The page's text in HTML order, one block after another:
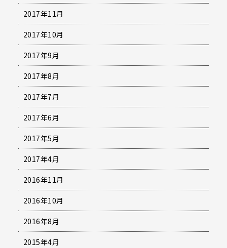
2017年11月
2017年10月
2017年9月
2017年8月
2017年7月
2017年6月
2017年5月
2017年4月
2016年11月
2016年10月
2016年8月
2015年4月